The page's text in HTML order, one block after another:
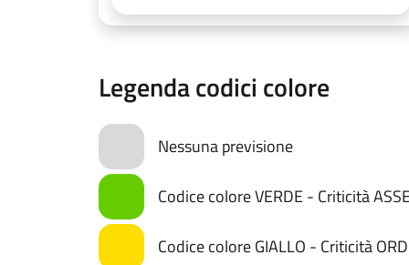
Legenda codici colore
Nessuna previsione
Codice colore VERDE - Criticità
Codice colore GIALLO - Criticità